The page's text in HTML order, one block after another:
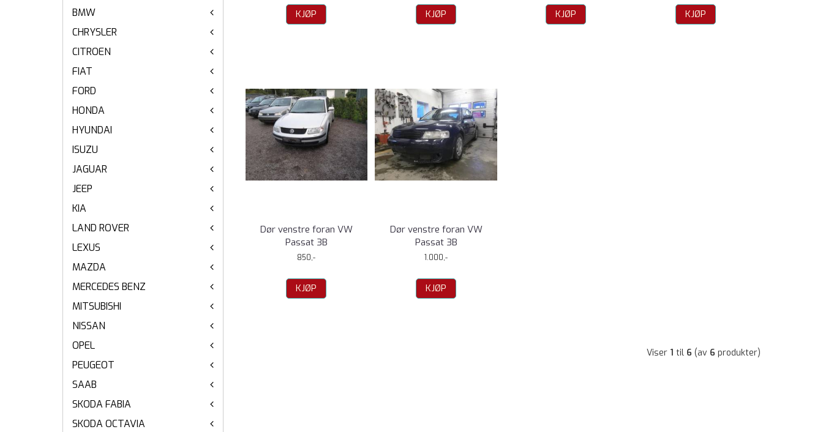
BMW
CHRYSLER
CITROEN
FIAT
FORD
HONDA
HYUNDAI
ISUZU
JAGUAR
JEEP
KIA
LAND ROVER
LEXUS
MAZDA
MERCEDES BENZ
MITSUBISHI
NISSAN
OPEL
PEUGEOT
SAAB
SKODA FABIA
SKODA OCTAVIA
KJØP KJØP KJØP KJØP
Dør venstre foran VW
Passat 3B
850,-
KJØP
Dør venstre foran VW
Passat 3B
1.000,-
KJØP
Viser 1 til 6 (av 6 produkter)